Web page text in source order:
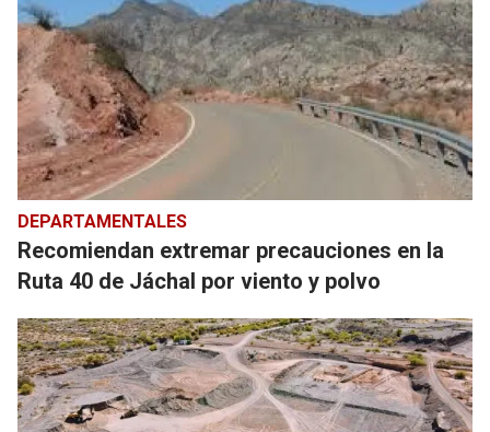
DEPARTAMENTALES
Recomiendan extremar precauciones en la
Ruta 40 de Jáchal por viento y polvo